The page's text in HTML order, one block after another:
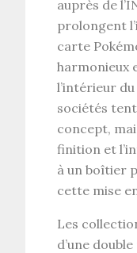
auprès de
prolongent
carte
harmonieux
l’intérieur
sociétés
concept,
finition et
à un boîtier
cette mise
Les
d’une